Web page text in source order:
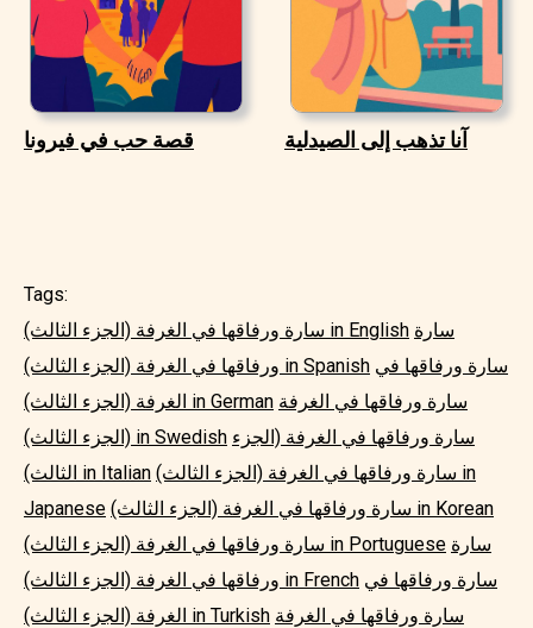
قصة حب في فيرونا آنا تذهب إلى الصيدلية
Tags:
سارة ورفاقها في الغرفة (الجزء الثالث) in English سارة
ورفاقها في الغرفة (الجزء الثالث) in Spanish سارة ورفاقها في
الغرفة (الجزء الثالث) in German سارة ورفاقها في الغرفة
(الجزء الثالث) in Swedish سارة ورفاقها في الغرفة (الجزء
الثالث) in Italian سارة ورفاقها في الغرفة (الجزء الثالث) in
Japanese
سارة ورفاقها في الغرفة (الجزء الثالث) in Korean
سارة ورفاقها في الغرفة (الجزء الثالث) in Portuguese سارة
ورفاقها في الغرفة (الجزء الثالث) in French سارة ورفاقها في
الغرفة (الجزء الثالث) in Turkish سارة ورفاقها في الغرفة